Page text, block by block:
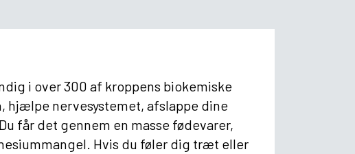
i over 300 af kroppens biokemiske
hjælpe nervesystemet, afslappe dine
får det gennem en masse fødevarer,
Hvis du føler dig træt eller